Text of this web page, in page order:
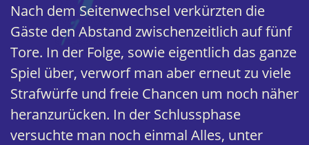
Nach dem Seitenwechsel verkürzten die
Gäste den Abstand zwischenzeitlich auf fünf
Tore. In der Folge, sowie eigentlich das ganze
Spiel über, verworf man aber erneut zu viele
Strafwürfe und freie Chancen um noch näher
heranzurücken. In der Schlussphase
versuchte man noch einmal Alles, unter